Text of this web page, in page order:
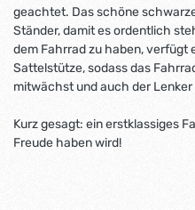
geachtet. Das schöne
Ständer, damit es ordentlich
dem Fahrrad zu haben, verfügt
Sattelstütze, sodass das
mitwächst und auch der
Kurz gesagt: ein erstklassiges
Freude haben wird!